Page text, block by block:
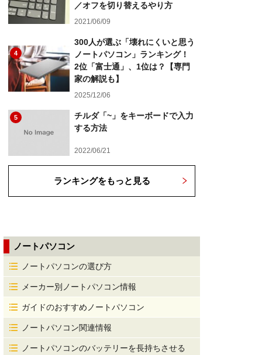
／オフを切り替えるやり方
2021/06/09
4
300人が選ぶ「壊れにくいと思う
ノートパソコン」ランキング！
2位「富士通」、1位は？【専門
家の解説も】
2025/12/06
5
チルダ「~」をキーボードで入力
する方法
2022/06/21
ランキングをもっと見る
ノートパソコン
ノートパソコンの選び方
メーカー別ノートパソコン情報
ガイドのおすすめノートパソコン
ノートパソコン関連情報
ノートパソコンのバッテリーを長持ちさせる